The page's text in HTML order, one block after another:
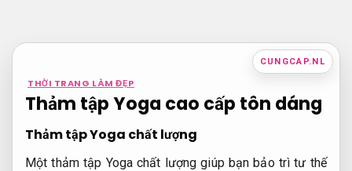
nội
CUNGCAP.NL
THỜI TRANG LÀM ĐẸP
Thảm tập Yoga cao cấp tôn dáng
Thảm tập Yoga chất lượng
Một thảm tập Yoga chất lượng giúp bạn bảo trì tư thế